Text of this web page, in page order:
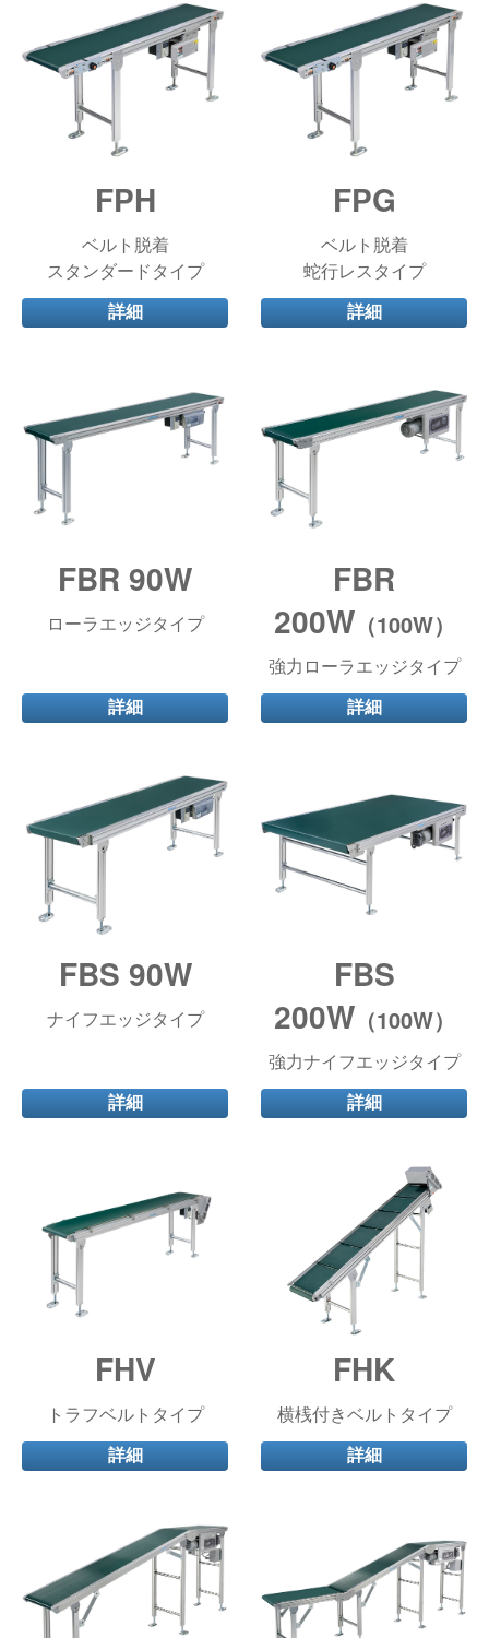
FPH
ベルト脱着
スタンダードタイプ
詳細
FPG
ベルト脱着
蛇行レスタイプ
詳細
FBR 90W
ローラエッジタイプ
詳細
FBR
200W（100W）
強力ローラエッジタイプ
詳細
FBS 90W
ナイフエッジタイプ
詳細
FBS
200W（100W）
強力ナイフエッジタイプ
詳細
FHV
トラフベルトタイプ
詳細
FHK
横桟付きベルトタイプ
詳細